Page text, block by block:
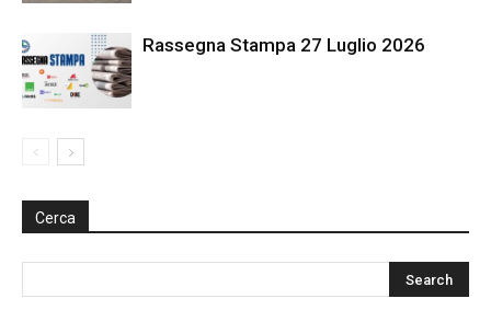
Rassegna Stampa 27 Luglio 2026
Cerca